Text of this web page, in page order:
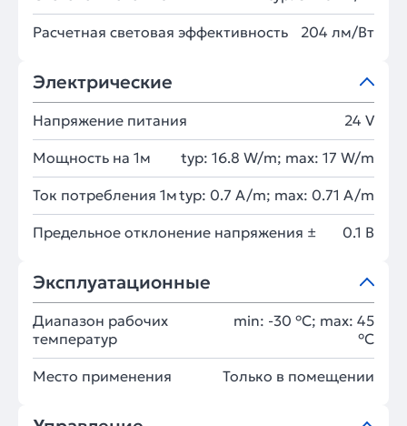
Расчетная световая эффективность 204 лм/Вт
Электрические
Напряжение питания 24 V
Мощность на 1м typ: 16.8 W/m; max: 17 W/m
Ток потребления 1мtyp: 0.7 A/m; max: 0.71 A/m
Предельное отклонение напряжения ± 0.1 В
Эксплуатационные
Диапазон рабочих
температур
min: -30 °C; max: 45
°C
Место применения Только в помещении